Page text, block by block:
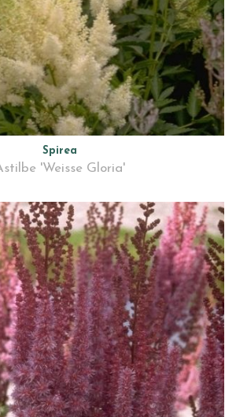
Spirea
'Weisse Gloria'